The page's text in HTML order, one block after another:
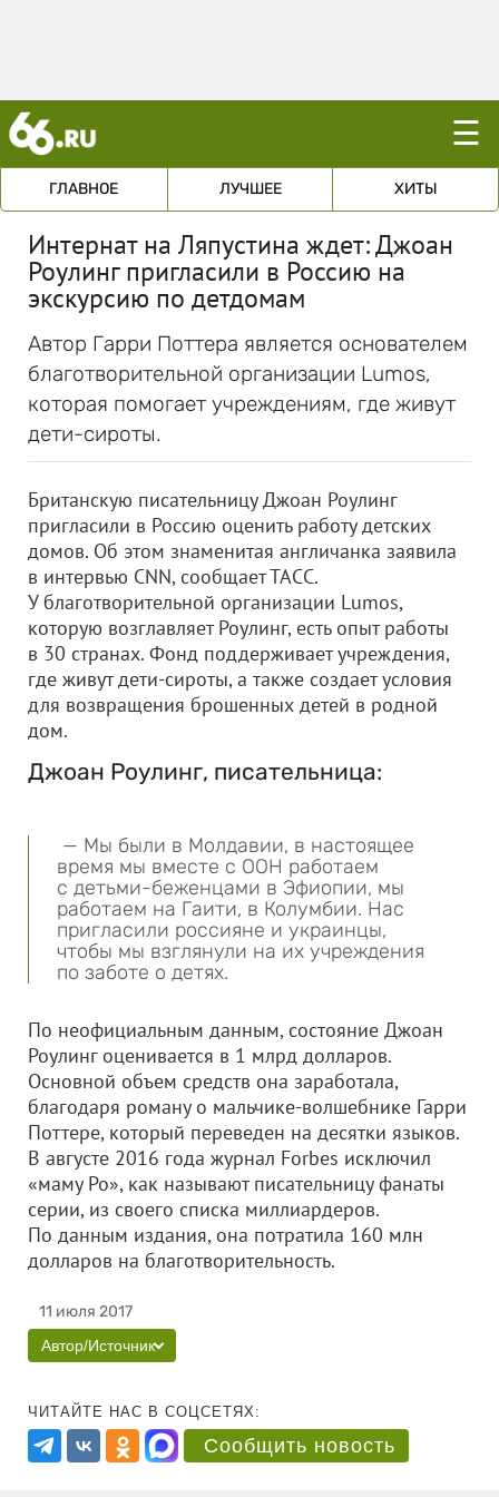
☰
ГЛАВНОЕ ЛУЧШЕЕ ХИТЫ
Интернат на Ляпустина ждет: Джоан
Роулинг пригласили в Россию на
экскурсию по детдомам
Автор Гарри Поттера является основателем
благотворительной организации Lumos,
которая помогает учреждениям, где живут
дети-сироты.
Британскую писательницу Джоан Роулинг
пригласили в Россию оценить работу детских
домов. Об этом знаменитая англичанка заявила
в интервью CNN, сообщает ТАСС.
У благотворительной организации Lumos,
которую возглавляет Роулинг, есть опыт работы
в 30 странах. Фонд поддерживает учреждения,
где живут дети-сироты, а также создает условия
для возвращения брошенных детей в родной
дом.
Джоан Роулинг, писательница:
— Мы были в Молдавии, в настоящее
время мы вместе с ООН работаем
с детьми-беженцами в Эфиопии, мы
работаем на Гаити, в Колумбии. Нас
пригласили россияне и украинцы,
чтобы мы взглянули на их учреждения
по заботе о детях.
По неофициальным данным, состояние Джоан
Роулинг оценивается в 1 млрд долларов.
Основной объем средств она заработала,
благодаря роману о мальчике-волшебнике Гарри
Поттере, который переведен на десятки языков.
В августе 2016 года журнал Forbes исключил
«маму Ро», как называют писательницу фанаты
серии, из своего списка миллиардеров.
По данным издания, она потратила 160 млн
долларов на благотворительность.
11 июля 2017
Автор/Источник
ЧИТАЙТЕ НАС В СОЦСЕТЯХ:
Сообщить новость